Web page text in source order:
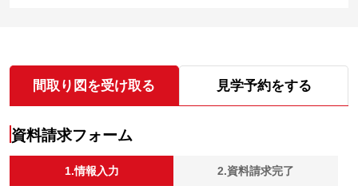
間取り図を受け取る 見学予約をする
資料請求フォーム
1.情報入力 2.資料請求完了